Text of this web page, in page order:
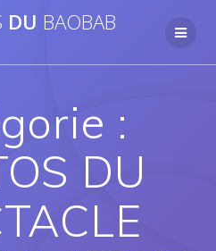
au
DU BAOBAB
:
DU